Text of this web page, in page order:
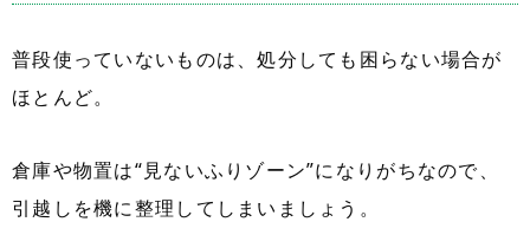
普段使っていないものは、処分しても困らない場合が
ほとんど。
倉庫や物置は“見ないふりゾーン”になりがちなので、
引越しを機に整理してしまいましょう。